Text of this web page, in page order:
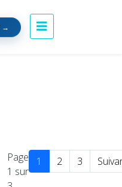
Page
1 sur
1 2 3